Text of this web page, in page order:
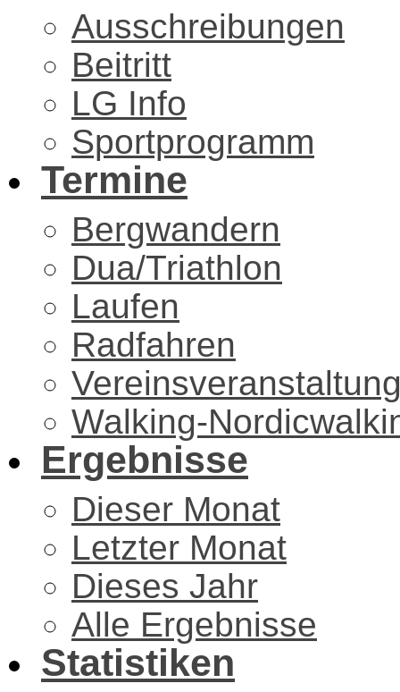
Ausschreibungen
Beitritt
LG Info
Sportprogramm
Termine
Bergwandern
Dua/Triathlon
Laufen
Radfahren
Walking-
Ergebnisse
Dieser Monat
Letzter Monat
Dieses Jahr
Alle Ergebnisse
Statistiken